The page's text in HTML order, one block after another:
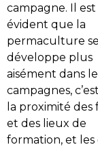
campagne. Il est
évident que la
permaculture se
développe plus
aisément dans
campagnes,
la proximité des
et des lieux de
formation, et les